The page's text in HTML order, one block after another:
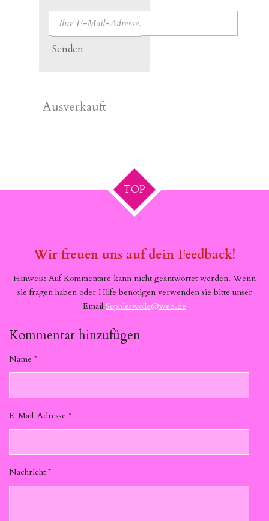
Senden
Ausverkauft
TOP
Wir freuen uns auf dein Feedback!
Hinweis: Auf Kommentare kann nicht geantwortet werden. Wenn
sie fragen haben oder Hilfe benötigen verwenden sie bitte unser
Email Sophieswolle@web.de
Kommentar hinzufügen
Name *
E-Mail-Adresse *
Nachricht *